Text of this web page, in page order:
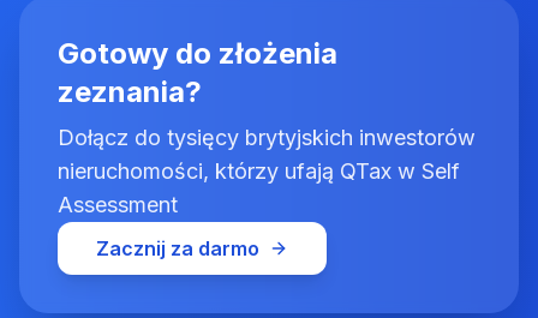
Gotowy do złożenia
zeznania?
Dołącz do tysięcy brytyjskich inwestorów
nieruchomości, którzy ufają QTax w Self
Assessment
Zacznij za darmo